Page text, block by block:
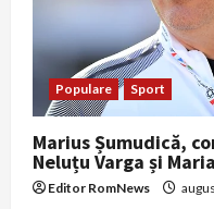
Populare Sport
Marius Șumudică,
Neluțu Varga și
Editor RomNews